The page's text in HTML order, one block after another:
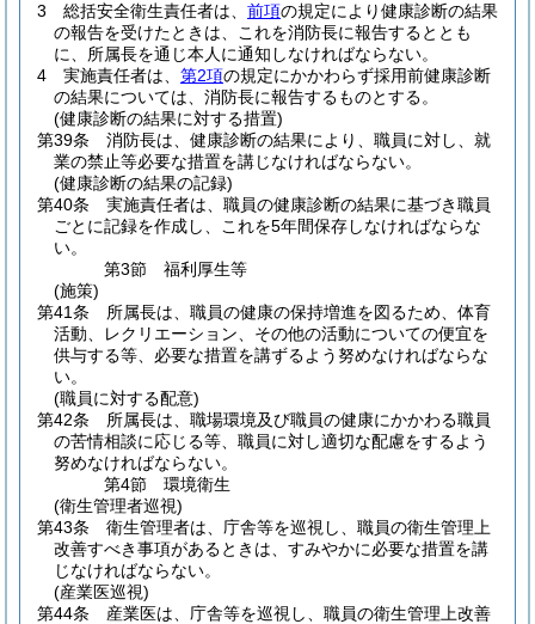
3
総括安全衛生責任者は、 前項の規定により健康診断の結果
の報告を受けたときは、これを消防長に報告するととも
に、所属長を通じ本人に通知しなければならない。
4
実施責任者は、 第2項の規定にかかわらず採用前健康診断
の結果については、消防長に報告するものとする。
(健康診断の結果に対する措置)
第39条
消防長は、健康診断の結果により、職員に対し、就
業の禁止等必要な措置を講じなければならない。
(健康診断の結果の記録)
第40条
実施責任者は、職員の健康診断の結果に基づき職員
ごとに記録を作成し、これを5年間保存しなければならな
い。
第3節
福利厚生等
(施策)
第41条
所属長は、職員の健康の保持増進を図るため、体育
活動、レクリエーション、その他の活動についての便宜を
供与する等、必要な措置を講ずるよう努めなければならな
い。
(職員に対する配意)
第42条
所属長は、職場環境及び職員の健康にかかわる職員
の苦情相談に応じる等、職員に対し適切な配慮をするよう
努めなければならない。
第4節
環境衛生
(衛生管理者巡視)
第43条
衛生管理者は、庁舎等を巡視し、職員の衛生管理上
改善すべき事項があるときは、すみやかに必要な措置を講
じなければならない。
(産業医巡視)
第44条
産業医は、庁舎等を巡視し、職員の衛生管理上改善